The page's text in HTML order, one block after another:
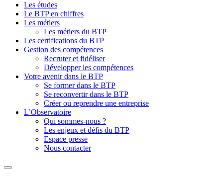
Les études
Le BTP en chiffres
Les métiers
Les métiers du BTP
Les certifications du BTP
Gestion des compétences
Recruter et fidéliser
Développer les compétences
Votre avenir dans le BTP
Se former dans le BTP
Se reconvertir dans le BTP
Créer ou reprendre une entreprise
L’Observatoire
Qui sommes-nous ?
Les enjeux et défis du BTP
Espace presse
Nous contacter